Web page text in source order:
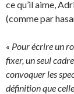
ce qu’il aime,
(comme par
« Pour écrire un
fixer, un seul
convoquer les
définition que